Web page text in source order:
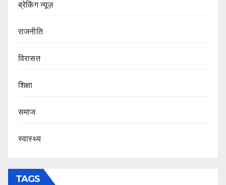
ब्रेकिंग न्यूज़
राजनीति
‍‍विरासत
शिक्षा
समाज
स्वास्थ्य
TAGS